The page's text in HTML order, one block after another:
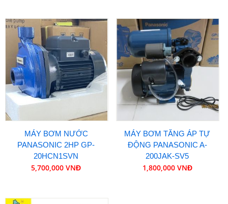
MÁY BƠM NƯỚC
PANASONIC 2HP GP-
20HCN1SVN
5,700,000 VNĐ
MÁY BƠM TĂNG ÁP TỰ
ĐỘNG PANASONIC A-
200JAK-SV5
1,800,000 VNĐ